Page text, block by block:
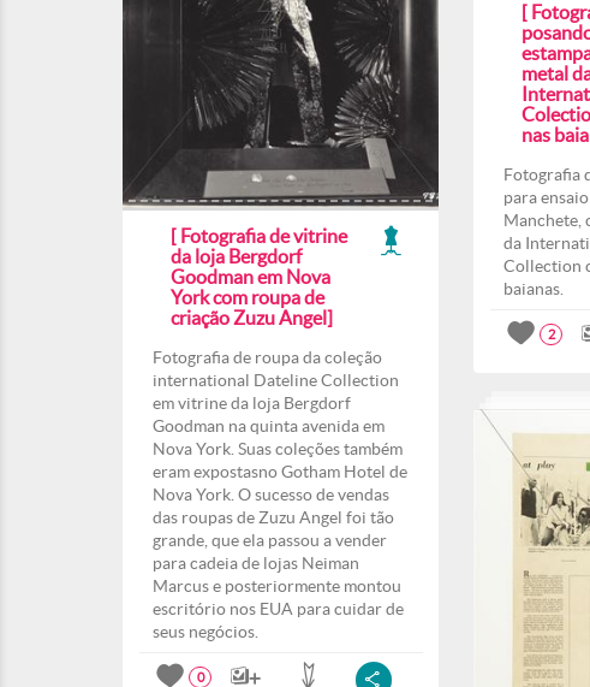
[
metal
nas
Fotografia
para
Manchete,
da
Collection
baianas.
2
[ Fotografia de vitrine
da loja Bergdorf
Goodman em Nova
York com roupa de
criação Zuzu Angel]
Fotografia de roupa da coleção
international Dateline Collection
em vitrine da loja Bergdorf
Goodman na quinta avenida em
Nova York. Suas coleções também
eram expostasno Gotham Hotel de
Nova York. O sucesso de vendas
das roupas de Zuzu Angel foi tão
grande, que ela passou a vender
para cadeia de lojas Neiman
Marcus e posteriormente montou
escritório nos EUA para cuidar de
seus negócios.
0